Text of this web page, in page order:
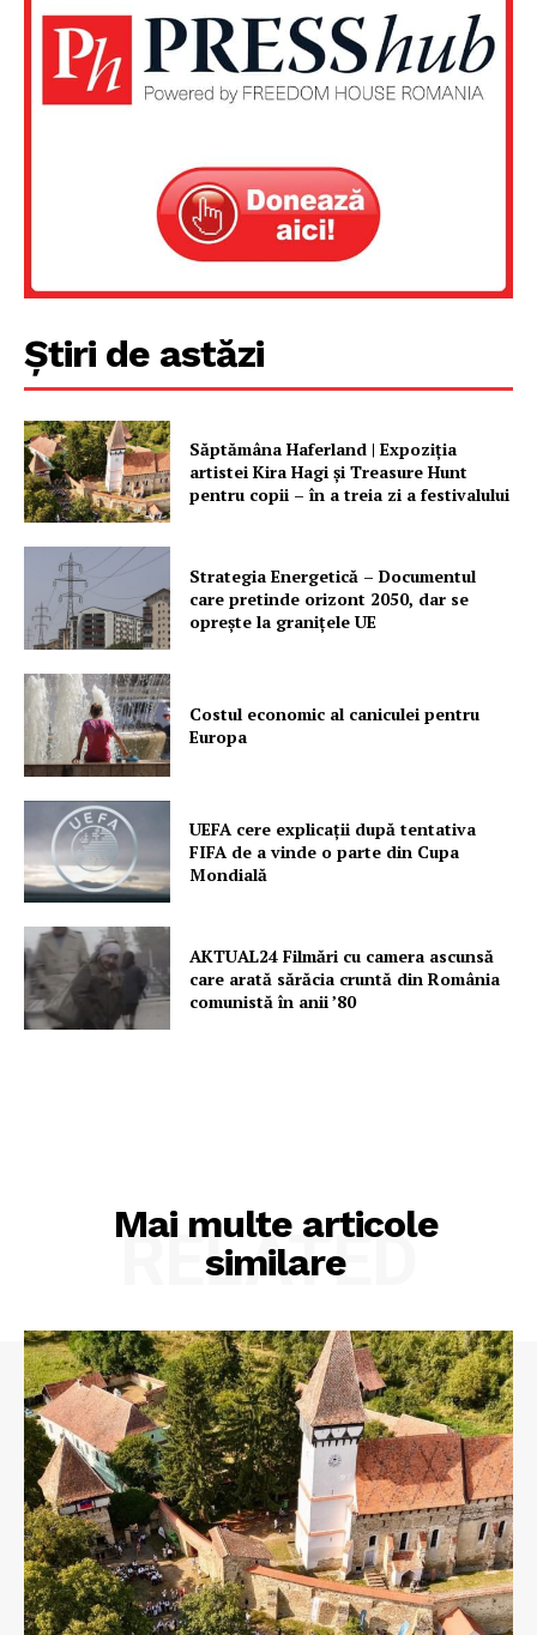
Un proiect
FREEDOM HOUSE ROMÂNIA
PRESShub
Despre noi / Echipa
Proiecte editoriale
Rețea
Contact
Știri de astăzi
Săptămâna Haferland | Expoziţia
artistei Kira Hagi şi Treasure Hunt
pentru copii – în a treia zi a festivalului
Strategia Energetică – Documentul
care pretinde orizont 2050, dar se
oprește la granițele UE
Costul economic al caniculei pentru
Europa
UEFA cere explicații după tentativa
FIFA de a vinde o parte din Cupa
Mondială
AKTUAL24 Filmări cu camera ascunsă
care arată sărăcia cruntă din România
comunistă în anii ’80
Mai multe articole
similare
RELATED